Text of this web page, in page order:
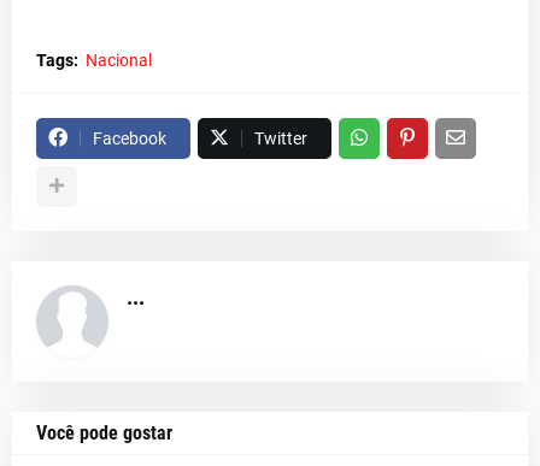
Tags: Nacional
Facebook Twitter
...
Você pode gostar